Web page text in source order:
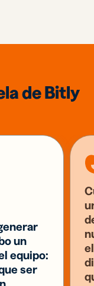
de Bitly
un
equipo:
ser